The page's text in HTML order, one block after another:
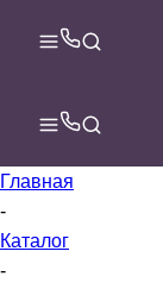
Главная
-
Каталог
-